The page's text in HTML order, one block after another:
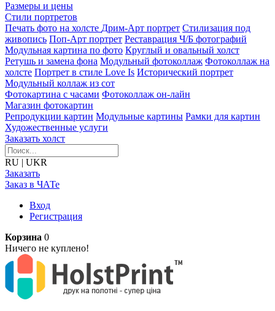
Размеры и цены
Стили портретов
Печать фото на холсте Дрим-Арт портрет Стилизация под
живопись Поп-Арт портрет Реставрация Ч/Б фотографий
Модульная картина по фото Круглый и овальный холст
Ретушь и замена фона Модульный фотоколлаж Фотоколлаж на
холсте Портрет в стиле Love Is Исторический портрет
Модульный коллаж из сот
Фотокартина с часами Фотоколлаж он-лайн
Магазин фотокартин
Репродукции картин Модульные картины Рамки для картин
Художественные услуги
Заказать холст
RU | UKR
Заказать
Заказ в ЧАТе
Вход
Регистрация
Корзина 0
Ничего не куплено!